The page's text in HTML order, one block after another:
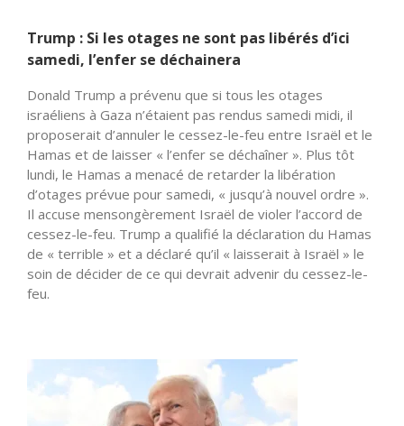
Trump : Si les otages ne sont pas libérés d’ici
samedi, l’enfer se déchainera
Donald Trump a prévenu que si tous les otages
israéliens à Gaza n’étaient pas rendus samedi midi, il
proposerait d’annuler le cessez-le-feu entre Israël et le
Hamas et de laisser « l’enfer se déchaîner ». Plus tôt
lundi, le Hamas a menacé de retarder la libération
d’otages prévue pour samedi, « jusqu’à nouvel ordre ».
Il accuse mensongèrement Israël de violer l’accord de
cessez-le-feu. Trump a qualifié la déclaration du Hamas
de « terrible » et a déclaré qu’il « laisserait à Israël » le
soin de décider de ce qui devrait advenir du cessez-le-
feu.